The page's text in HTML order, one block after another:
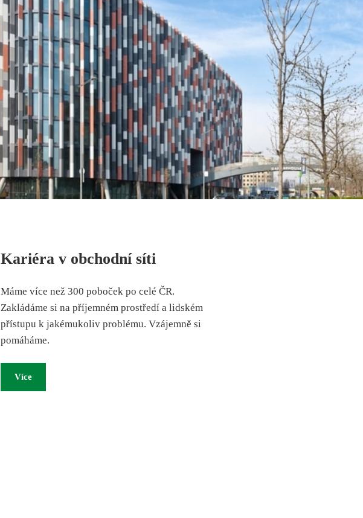
Kariéra v obchodní síti
Máme více než 300 poboček po celé ČR.
Zakládáme si na příjemném prostředí a lidském
přístupu k jakémukoliv problému. Vzájemně si
pomáháme.
Více